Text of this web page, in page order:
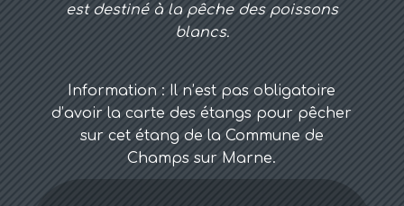
est destiné à la pêche des poissons
blancs.
Information : Il n’est pas obligatoire
d’avoir la carte des étangs pour pêcher
sur cet étang de la Commune de
Champs sur Marne.